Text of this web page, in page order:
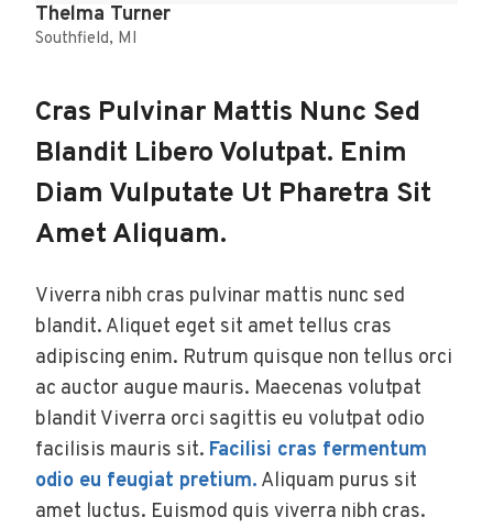
Thelma Turner
Southfield, MI
Cras Pulvinar Mattis Nunc Sed
Blandit Libero Volutpat. Enim
Diam Vulputate Ut Pharetra Sit
Amet Aliquam.
Viverra nibh cras pulvinar mattis nunc sed
blandit. Aliquet eget sit amet tellus cras
adipiscing enim. Rutrum quisque non tellus orci
ac auctor augue mauris. Maecenas volutpat
blandit Viverra orci sagittis eu volutpat odio
facilisis mauris sit. Facilisi cras fermentum
odio eu feugiat pretium. Aliquam purus sit
amet luctus. Euismod quis viverra nibh cras.